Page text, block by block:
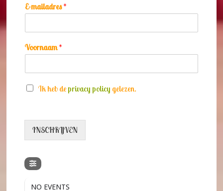
E-mailadres*
Voornaam*
S
e
v
Ik heb de privacy policy gelezen.
INSCHRIJVEN
NO EVENTS